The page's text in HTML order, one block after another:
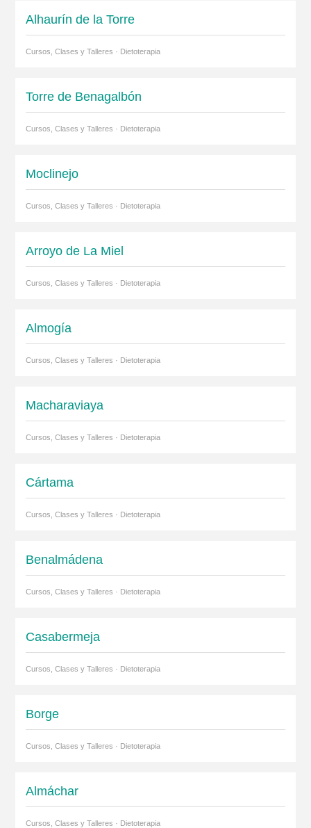
Alhaurín de la Torre
Cursos, Clases y Talleres · Dietoterapia
Torre de Benagalbón
Cursos, Clases y Talleres · Dietoterapia
Moclinejo
Cursos, Clases y Talleres · Dietoterapia
Arroyo de La Miel
Cursos, Clases y Talleres · Dietoterapia
Almogía
Cursos, Clases y Talleres · Dietoterapia
Macharaviaya
Cursos, Clases y Talleres · Dietoterapia
Cártama
Cursos, Clases y Talleres · Dietoterapia
Benalmádena
Cursos, Clases y Talleres · Dietoterapia
Casabermeja
Cursos, Clases y Talleres · Dietoterapia
Borge
Cursos, Clases y Talleres · Dietoterapia
Almáchar
Cursos, Clases y Talleres · Dietoterapia